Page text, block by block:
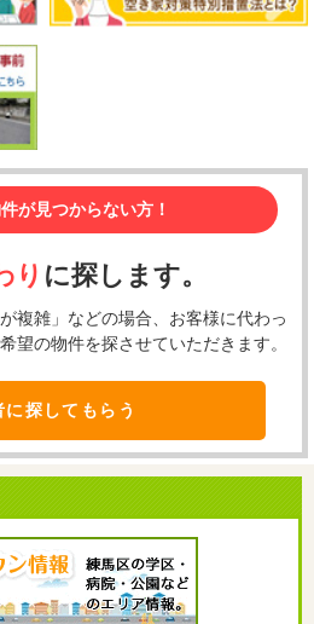
が見つからない方！
り に探します。
複雑」などの場合、お客様に代わっ
望の物件を探させていただきます。
に探してもらう